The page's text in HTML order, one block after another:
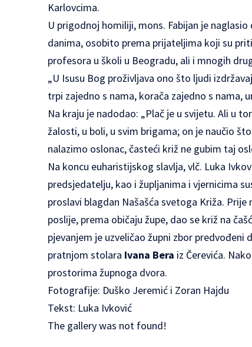
Karlovcima.
U prigodnoj homiliji, mons. Fabijan je
danima, osobito prema prijateljima koji su
profesora u školi u Beogradu, ali i mnogih
„U Isusu Bog proživljava ono što ljudi
trpi zajedno s nama, korača zajedno s nama,
Na kraju je nadodao: „Plač je u svijetu. Ali u
žalosti, u boli, u svim brigama; on je naučio
nalazimo oslonac, časteći križ ne gubim taj
Na koncu euharistijskog slavlja, vlč. Luka
predsjedatelju, kao i župljanima i vjernicima
proslavi blagdan Našašća svetoga Križa.
poslije, prema običaju župe, dao se križ na
pjevanjem je uzveličao župni zbor predvođeni
pratnjom stolara Ivana Bera iz Čerevića.
prostorima župnoga dvora.
Fotografije: Duško Jeremić i Zoran Hajdu
Tekst: Luka Ivković
The gallery was not found!